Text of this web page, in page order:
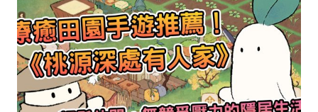
人
推
薦
技
自
媒
體。